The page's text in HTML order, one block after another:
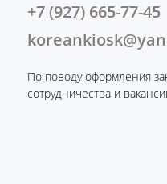
+7 (927) 665-77-45
По поводу оформления
сотрудничества и